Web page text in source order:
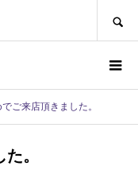
ご来店頂きました。
。